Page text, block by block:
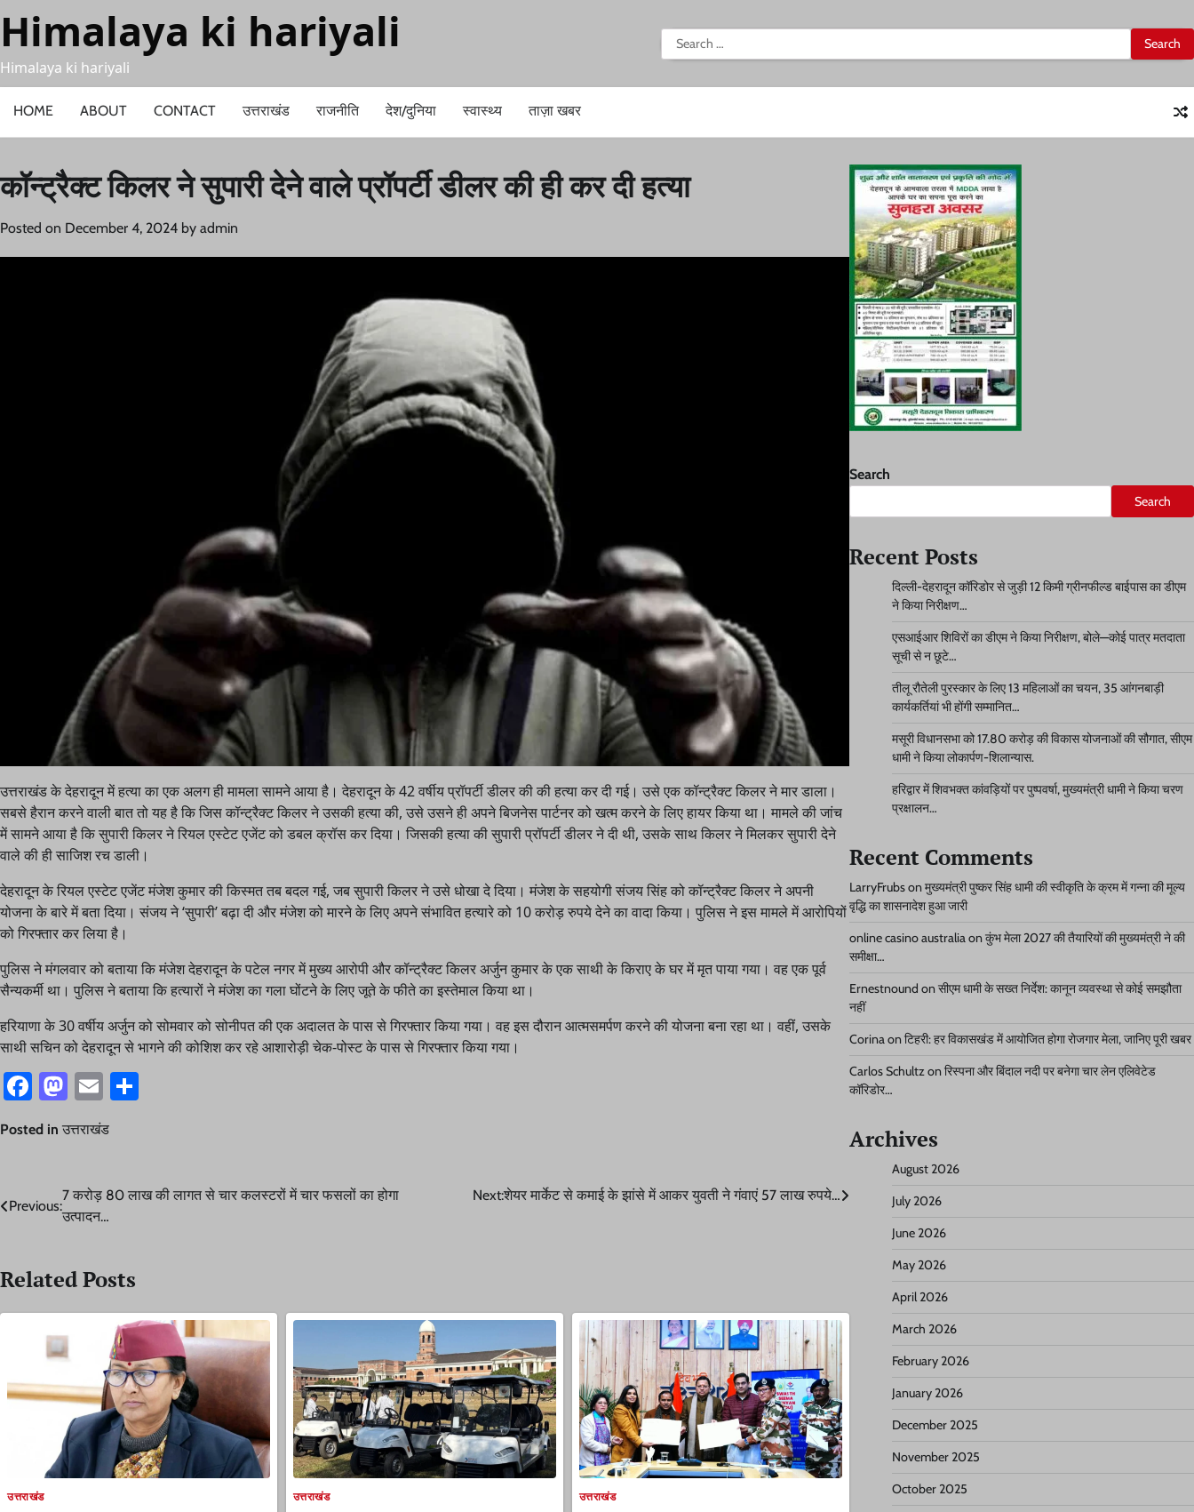
to
content
Himalaya ki hariyali
Himalaya ki hariyali
Search
for:
HOME ABOUT CONTACT उत्तराखंड राजनीति देश/दुनिया स्वास्थ्य ताज़ा खबर
कॉन्ट्रैक्ट किलर ने सुपारी देने वाले प्रॉपर्टी डीलर की ही कर दी हत्या
Posted on December 4, 2024 by admin
उत्तराखंड के देहरादून में हत्या का एक अलग ही मामला सामने आया है। देहरादून के 42 वर्षीय प्रॉपर्टी डीलर की की हत्या कर दी गई। उसे एक कॉन्ट्रैक्ट किलर ने मार डाला।
सबसे हैरान करने वाली बात तो यह है कि जिस कॉन्ट्रैक्ट किलर ने उसकी हत्या की, उसे उसने ही अपने बिजनेस पार्टनर को खत्म करने के लिए हायर किया था। मामले की जांच
में सामने आया है कि सुपारी किलर ने रियल एस्टेट एजेंट को डबल क्रॉस कर दिया। जिसकी हत्या की सुपारी प्रॉपर्टी डीलर ने दी थी, उसके साथ किलर ने मिलकर सुपारी देने
वाले की ही साजिश रच डाली।
देहरादून के रियल एस्टेट एजेंट मंजेश कुमार की किस्मत तब बदल गई, जब सुपारी किलर ने उसे धोखा दे दिया। मंजेश के सहयोगी संजय सिंह को कॉन्ट्रैक्ट किलर ने अपनी
योजना के बारे में बता दिया। संजय ने ‘सुपारी’ बढ़ा दी और मंजेश को मारने के लिए अपने संभावित हत्यारे को 10 करोड़ रुपये देने का वादा किया। पुलिस ने इस मामले में आरोपियों
को गिरफ्तार कर लिया है।
पुलिस ने मंगलवार को बताया कि मंजेश देहरादून के पटेल नगर में मुख्य आरोपी और कॉन्ट्रैक्ट किलर अर्जुन कुमार के एक साथी के किराए के घर में मृत पाया गया। वह एक पूर्व
सैन्यकर्मी था। पुलिस ने बताया कि हत्यारों ने मंजेश का गला घोंटने के लिए जूते के फीते का इस्तेमाल किया था।
हरियाणा के 30 वर्षीय अर्जुन को सोमवार को सोनीपत की एक अदालत के पास से गिरफ्तार किया गया। वह इस दौरान आत्मसमर्पण करने की योजना बना रहा था। वहीं, उसके
साथी सचिन को देहरादून से भागने की कोशिश कर रहे आशारोड़ी चेक-पोस्ट के पास से गिरफ्तार किया गया।
Facebook
Mastodon
Email
Posted in उत्तराखंड
Post
Previous:
7 करोड़ 80 लाख की लागत से चार कलस्टरों में चार फसलों का होगा
उत्पादन…
Next:शेयर मार्केट से कमाई के झांसे में आकर युवती ने गंवाएं 57 लाख रुपये…
Related Posts
उत्तराखंड उत्तराखंड उत्तराखंड
Search
Search
Recent Posts
दिल्ली-देहरादून कॉरिडोर से जुड़ी 12 किमी ग्रीनफील्ड बाईपास का डीएम
ने किया निरीक्षण…
एसआईआर शिविरों का डीएम ने किया निरीक्षण, बोले—कोई पात्र मतदाता
सूची से न छूटे…
तीलू रौतेली पुरस्कार के लिए 13 महिलाओं का चयन, 35 आंगनबाड़ी
कार्यकर्तियां भी होंगी सम्मानित…
मसूरी विधानसभा को 17.80 करोड़ की विकास योजनाओं की सौगात, सीएम
धामी ने किया लोकार्पण-शिलान्यास.
हरिद्वार में शिवभक्त कांवड़ियों पर पुष्पवर्षा, मुख्यमंत्री धामी ने किया चरण
प्रक्षालन…
Recent Comments
LarryFrubsonमुख्यमंत्री पुष्कर सिंह धामी की स्वीकृति के क्रम में गन्ना की मूल्य
वृद्धि का शासनादेश हुआ जारी
online casino australiaonकुंभ मेला 2027 की तैयारियों की मुख्यमंत्री ने की
समीक्षा…
Ernestnound onसीएम धामी के सख्त निर्देश: कानून व्यवस्था से कोई समझौता
नहीं
Corinaonटिहरी: हर विकासखंड में आयोजित होगा रोजगार मेला, जानिए पूरी खबर
Carlos Schultzonरिस्पना और बिंदाल नदी पर बनेगा चार लेन एलिवेटेड
कॉरिडोर…
Archives
August 2026
July 2026
June 2026
May 2026
April 2026
March 2026
February 2026
January 2026
December 2025
November 2025
October 2025